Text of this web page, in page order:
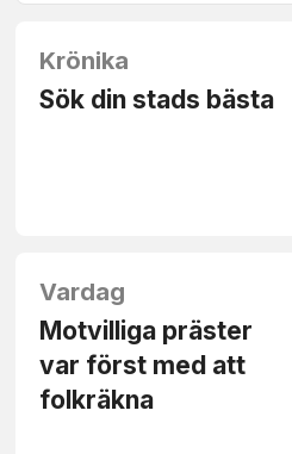
Krönika
Sök din stads bästa
Vardag
Motvilliga präster
var först med att
folkräkna